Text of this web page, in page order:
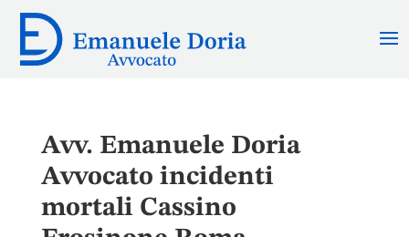
Avv. Emanuele Doria
Avvocato incidenti
mortali Cassino